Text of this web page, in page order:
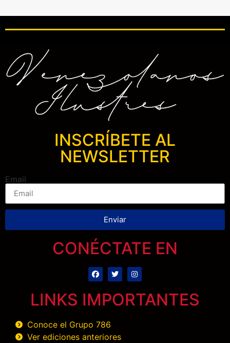
INSCRÍBETE AL
NEWSLETTER
Email
Enviar
CONÉCTATE EN
LINKS IMPORTANTES
Conoce el Grupo 786
Ver ediciones anteriores